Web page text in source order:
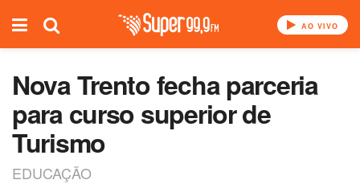
AO VIVO
Nova Trento fecha parceria
para curso superior de
Turismo
EDUCAÇÃO